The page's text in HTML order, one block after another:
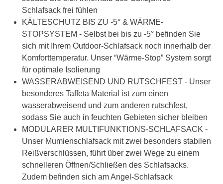
Schlafsack frei fühlen
KÄLTESCHUTZ BIS ZU -5° & WÄRME-
STOPSYSTEM - Selbst bei bis zu -5° befinden Sie
sich mit Ihrem Outdoor-Schlafsack noch innerhalb der
Komforttemperatur. Unser “Wärme-Stop” System sorgt
für optimale Isolierung
WASSERABWEISEND UND RUTSCHFEST - Unser
besonderes Taffeta Material ist zum einen
wasserabweisend und zum anderen rutschfest,
sodass Sie auch in feuchten Gebieten sicher bleiben
MODULARER MULTIFUNKTIONS-SCHLAFSACK -
Unser Mumienschlafsack mit zwei besonders stabilen
Reißverschlüssen, führt über zwei Wege zu einem
schnelleren Öffnen/Schließen des Schlafsacks.
Zudem befinden sich am Angel-Schlafsack